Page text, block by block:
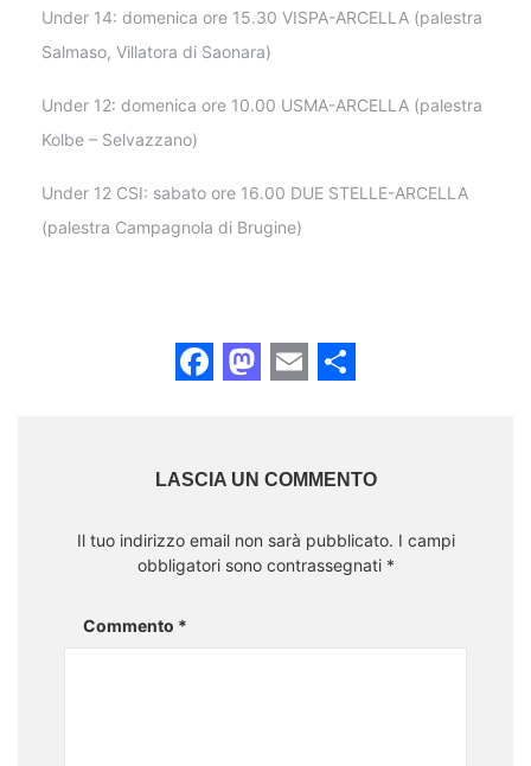
Under 14: domenica ore 15.30 VISPA-ARCELLA (palestra
Salmaso, Villatora di Saonara)
Under 12: domenica ore 10.00 USMA-ARCELLA (palestra
Kolbe – Selvazzano)
Under 12 CSI: sabato ore 16.00 DUE STELLE-ARCELLA
(palestra Campagnola di Brugine)
LASCIA UN COMMENTO
Il tuo indirizzo email non sarà pubblicato. I campi
obbligatori sono contrassegnati *
Commento *